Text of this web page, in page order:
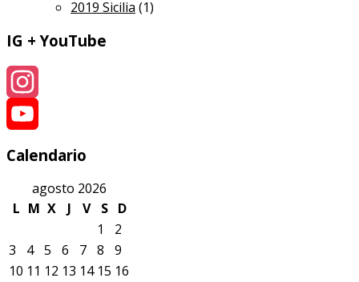
2019 Sicilia (1)
IG + YouTube
Instagram
YouTube
Calendario
agosto 2026
L M X J V S
D
1
2
3
4 5 6 7 8
9
10 11 12 13 14 15 16